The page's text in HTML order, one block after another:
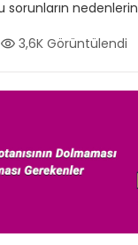
sorunların
3,6K Görüntülendi